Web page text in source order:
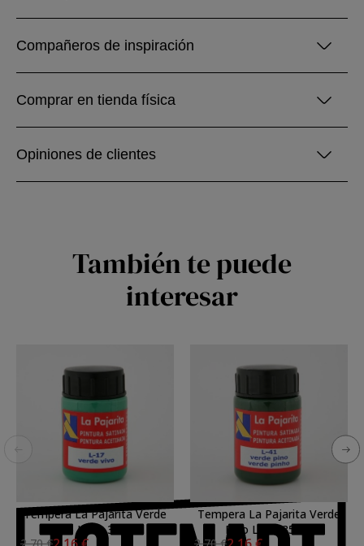
Compañeros de inspiración
Comprar en tienda física
Opiniones de clientes
También te puede
interesar
Tempera La Pajarita Verde
Vivo L-17, 35 ml.
Tempera La Pajarita Verde
Pino L-41, 35 ml.